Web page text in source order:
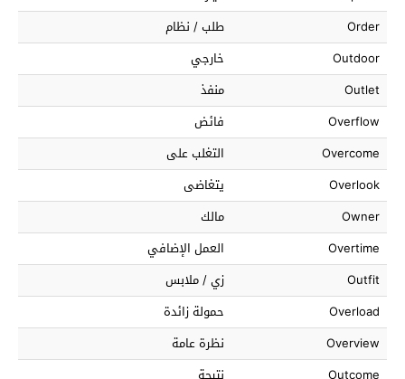
Order
طلب / نظام
Outdoor
خارجي
Outlet
منفذ
Overflow
فائض
Overcome
التغلب على
Overlook
يتغاضى
Owner
مالك
Overtime
العمل الإضافي
Outfit
زي / ملابس
Overload
حمولة زائدة
Overview
نظرة عامة